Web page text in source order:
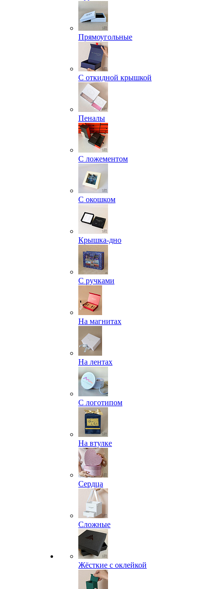
Прямоугольные
С откидной крышкой
Пеналы
С ложементом
С окошком
Крышка-дно
С ручками
На магнитах
На лентах
С логотипом
На втулке
Сердца
Сложные
Жёсткие с оклейкой